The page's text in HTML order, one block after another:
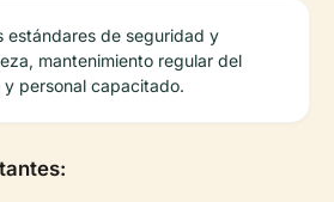
estándares de seguridad y
mantenimiento regular del
y personal capacitado.